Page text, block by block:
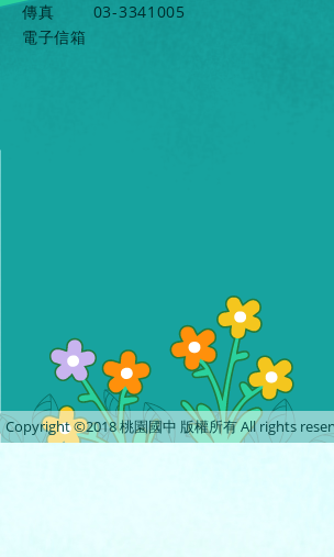
傳真
03-3341005
電子信箱
Copyright ©2018 桃園國中 版權所有 All rights